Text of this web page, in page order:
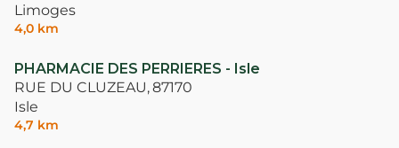
Limoges
4,0 km
PHARMACIE DES PERRIERES - Isle
RUE DU CLUZEAU,87170
Isle
4,7 km